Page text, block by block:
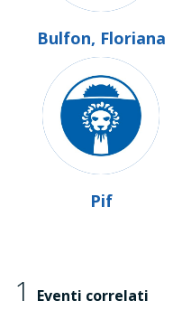
Bulfon, Floriana
Pif
1 Eventi correlati